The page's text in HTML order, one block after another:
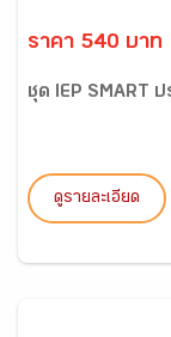
ราคา 540 บาท
ชุด IEP SMART
ดูรายละเอียด